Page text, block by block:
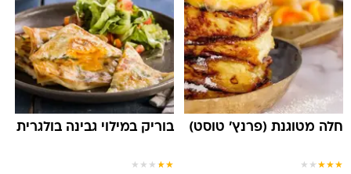
חלה מטוגנת (פרנץ' טוסט)
★
★
★
★
★
בוריק במילוי גבינה בולגרית
★
★
★
★
★